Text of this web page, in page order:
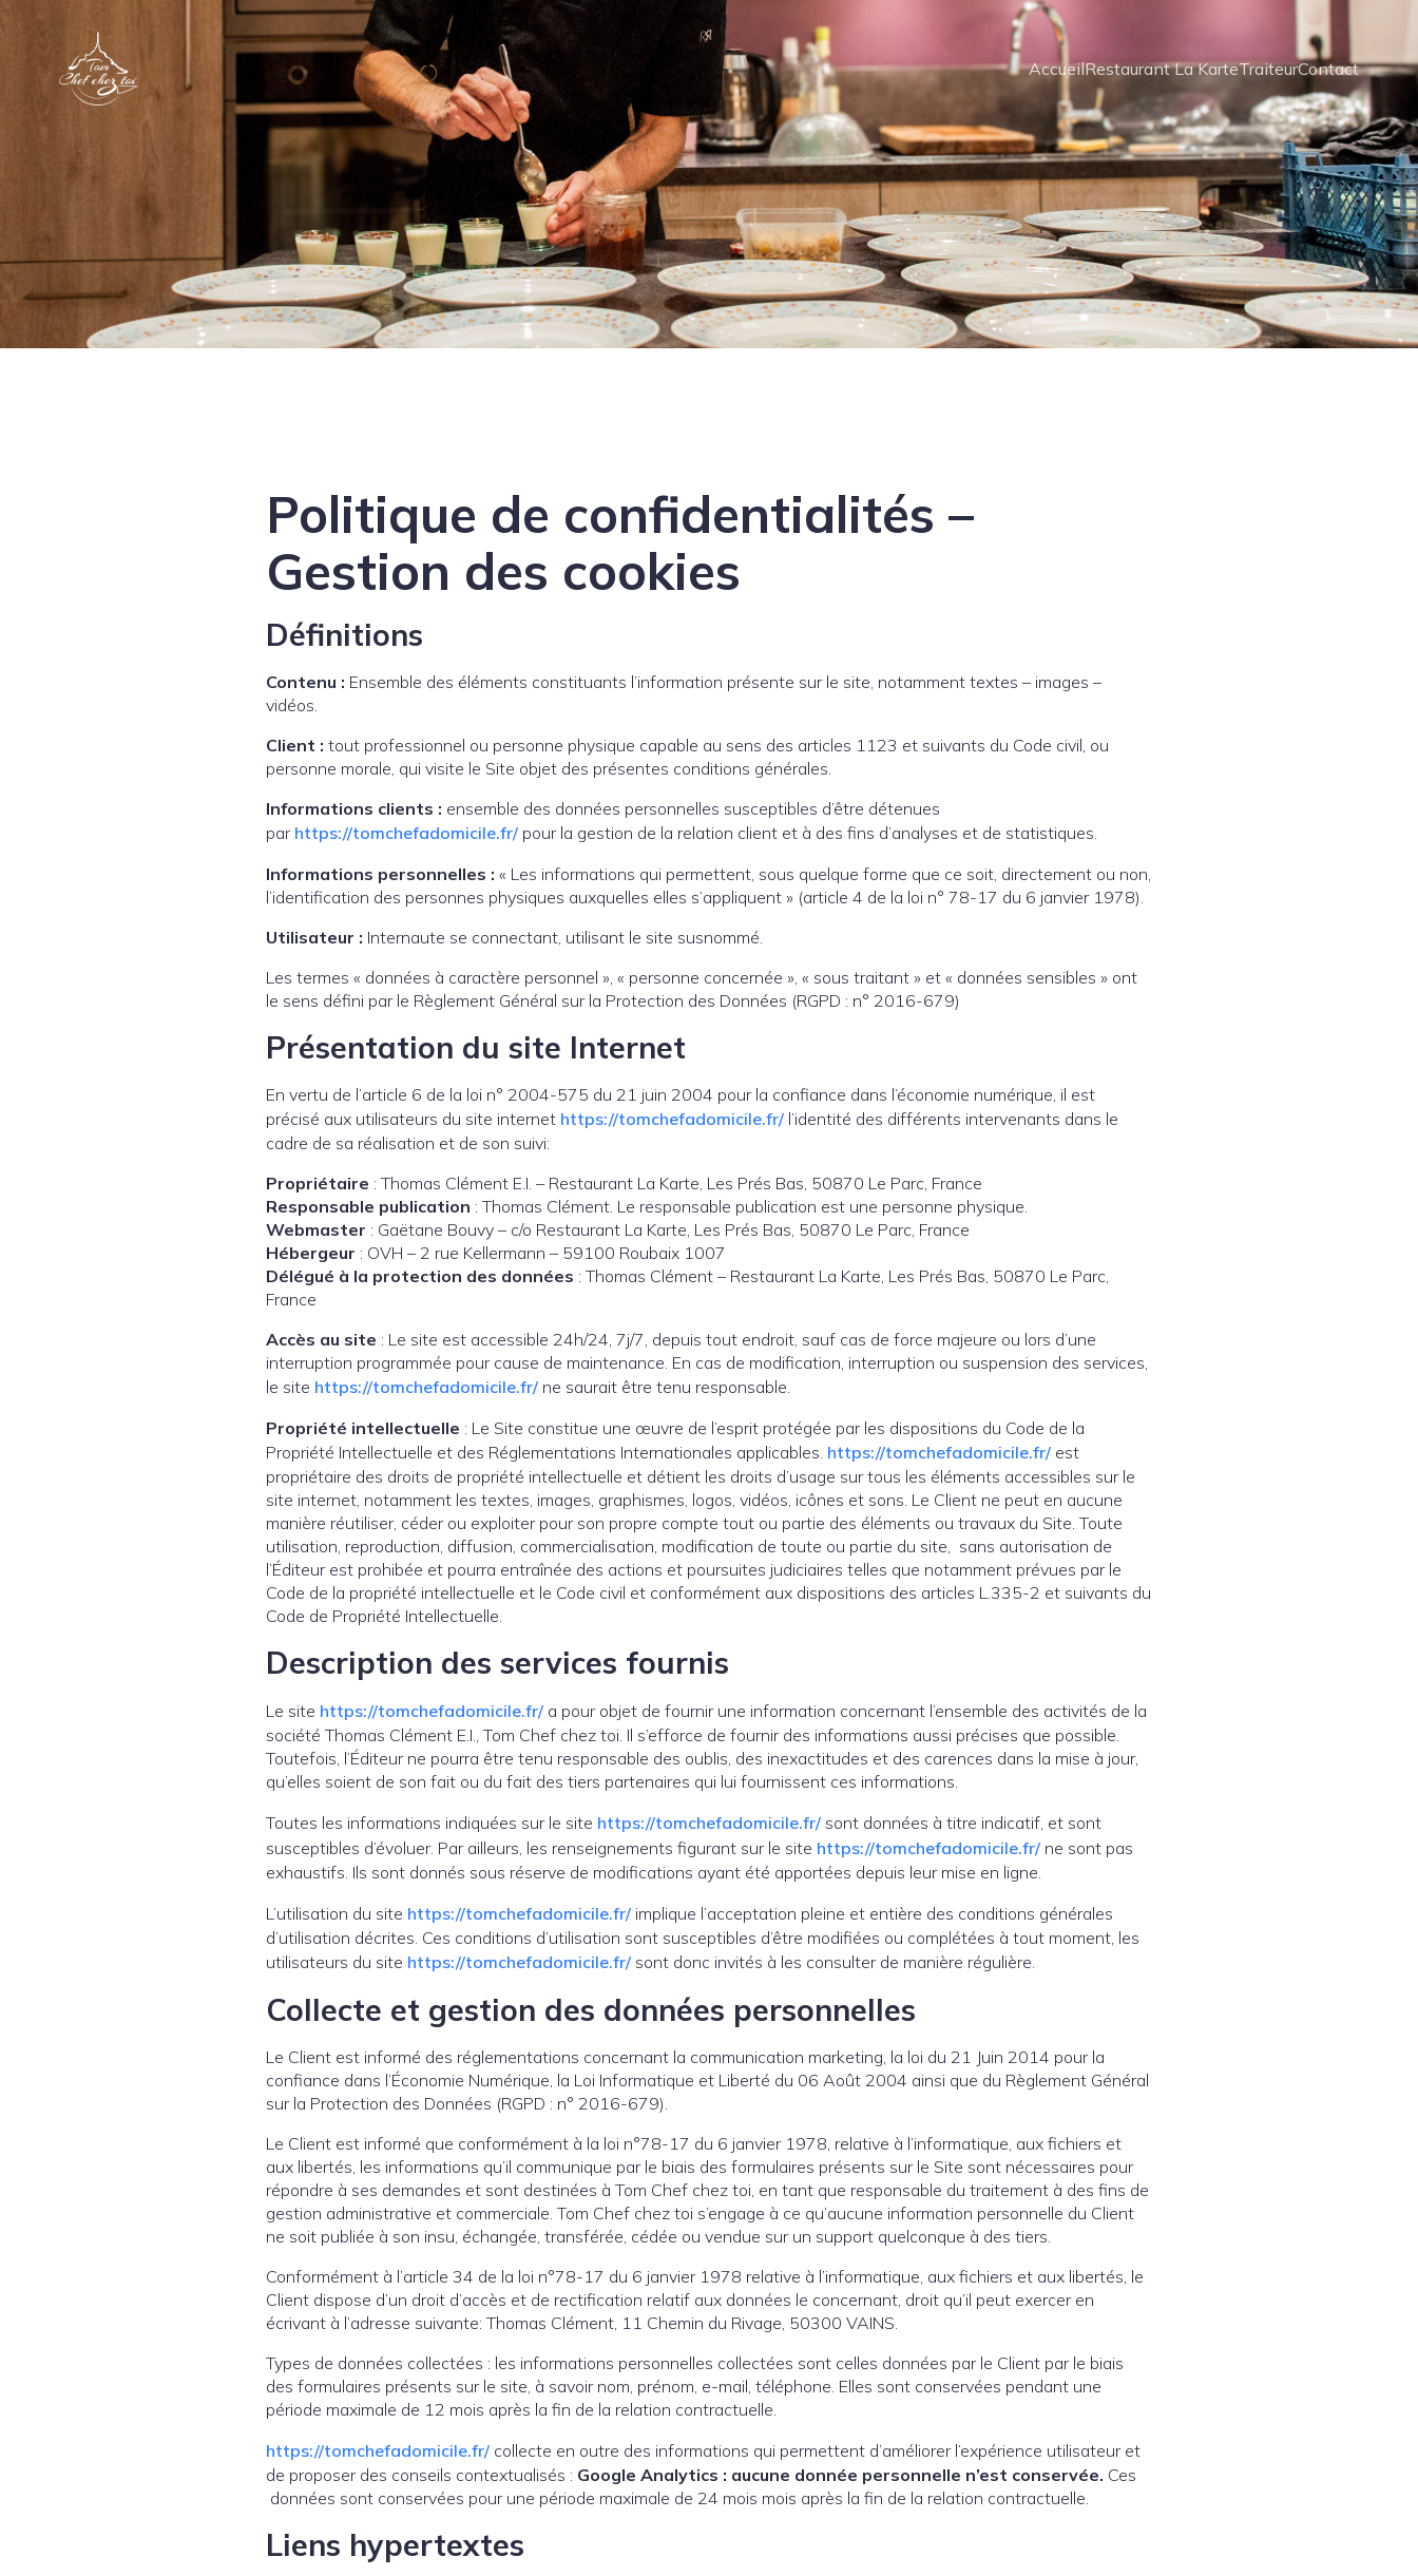
AccueilRestaurant La KarteTraiteurContact
Politique de confidentialités –
Gestion des cookies
Définitions
Contenu : Ensemble des éléments constituants l’information présente sur le site, notamment textes – images –
vidéos.
Client : tout professionnel ou personne physique capable au sens des articles 1123 et suivants du Code civil, ou
personne morale, qui visite le Site objet des présentes conditions générales.
Informations clients : ensemble des données personnelles susceptibles d’être détenues
par https://tomchefadomicile.fr/ pour la gestion de la relation client et à des fins d’analyses et de statistiques.
Informations personnelles : « Les informations qui permettent, sous quelque forme que ce soit, directement ou non,
l’identification des personnes physiques auxquelles elles s’appliquent » (article 4 de la loi n° 78-17 du 6 janvier 1978).
Utilisateur : Internaute se connectant, utilisant le site susnommé.
Les termes « données à caractère personnel », « personne concernée », « sous traitant » et « données sensibles » ont
le sens défini par le Règlement Général sur la Protection des Données (RGPD : n° 2016-679)
Présentation du site Internet
En vertu de l’article 6 de la loi n° 2004-575 du 21 juin 2004 pour la confiance dans l’économie numérique, il est
précisé aux utilisateurs du site internet https://tomchefadomicile.fr/ l’identité des différents intervenants dans le
cadre de sa réalisation et de son suivi:
Propriétaire : Thomas Clément E.I. – Restaurant La Karte, Les Prés Bas, 50870 Le Parc, France
Responsable publication : Thomas Clément. Le responsable publication est une personne physique.
Webmaster : Gaëtane Bouvy – c/o Restaurant La Karte, Les Prés Bas, 50870 Le Parc, France
Hébergeur : OVH – 2 rue Kellermann – 59100 Roubaix 1007
Délégué à la protection des données : Thomas Clément – Restaurant La Karte, Les Prés Bas, 50870 Le Parc,
France
Accès au site : Le site est accessible 24h/24, 7j/7, depuis tout endroit, sauf cas de force majeure ou lors d’une
interruption programmée pour cause de maintenance. En cas de modification, interruption ou suspension des services,
le site https://tomchefadomicile.fr/ ne saurait être tenu responsable.
Propriété intellectuelle : Le Site constitue une œuvre de l’esprit protégée par les dispositions du Code de la
Propriété Intellectuelle et des Réglementations Internationales applicables. https://tomchefadomicile.fr/ est
propriétaire des droits de propriété intellectuelle et détient les droits d’usage sur tous les éléments accessibles sur le
site internet, notamment les textes, images, graphismes, logos, vidéos, icônes et sons. Le Client ne peut en aucune
manière réutiliser, céder ou exploiter pour son propre compte tout ou partie des éléments ou travaux du Site. Toute
utilisation, reproduction, diffusion, commercialisation, modification de toute ou partie du site, sans autorisation de
l’Éditeur est prohibée et pourra entraînée des actions et poursuites judiciaires telles que notamment prévues par le
Code de la propriété intellectuelle et le Code civil et conformément aux dispositions des articles L.335-2 et suivants du
Code de Propriété Intellectuelle.
Description des services fournis
Le site https://tomchefadomicile.fr/ a pour objet de fournir une information concernant l’ensemble des activités de la
société Thomas Clément E.I., Tom Chef chez toi. Il s’efforce de fournir des informations aussi précises que possible.
Toutefois, l’Éditeur ne pourra être tenu responsable des oublis, des inexactitudes et des carences dans la mise à jour,
qu’elles soient de son fait ou du fait des tiers partenaires qui lui fournissent ces informations.
Toutes les informations indiquées sur le site https://tomchefadomicile.fr/ sont données à titre indicatif, et sont
susceptibles d’évoluer. Par ailleurs, les renseignements figurant sur le site https://tomchefadomicile.fr/ ne sont pas
exhaustifs. Ils sont donnés sous réserve de modifications ayant été apportées depuis leur mise en ligne.
L’utilisation du site https://tomchefadomicile.fr/ implique l’acceptation pleine et entière des conditions générales
d’utilisation décrites. Ces conditions d’utilisation sont susceptibles d’être modifiées ou complétées à tout moment, les
utilisateurs du site https://tomchefadomicile.fr/ sont donc invités à les consulter de manière régulière.
Collecte et gestion des données personnelles
Le Client est informé des réglementations concernant la communication marketing, la loi du 21 Juin 2014 pour la
confiance dans l’Économie Numérique, la Loi Informatique et Liberté du 06 Août 2004 ainsi que du Règlement Général
sur la Protection des Données (RGPD : n° 2016-679).
Le Client est informé que conformément à la loi n°78-17 du 6 janvier 1978, relative à l’informatique, aux fichiers et
aux libertés, les informations qu’il communique par le biais des formulaires présents sur le Site sont nécessaires pour
répondre à ses demandes et sont destinées à Tom Chef chez toi, en tant que responsable du traitement à des fins de
gestion administrative et commerciale. Tom Chef chez toi s’engage à ce qu’aucune information personnelle du Client
ne soit publiée à son insu, échangée, transférée, cédée ou vendue sur un support quelconque à des tiers.
Conformément à l’article 34 de la loi n°78-17 du 6 janvier 1978 relative à l’informatique, aux fichiers et aux libertés, le
Client dispose d’un droit d’accès et de rectification relatif aux données le concernant, droit qu’il peut exercer en
écrivant à l’adresse suivante: Thomas Clément, 11 Chemin du Rivage, 50300 VAINS.
Types de données collectées : les informations personnelles collectées sont celles données par le Client par le biais
des formulaires présents sur le site, à savoir nom, prénom, e-mail, téléphone. Elles sont conservées pendant une
période maximale de 12 mois après la fin de la relation contractuelle.
https://tomchefadomicile.fr/ collecte en outre des informations qui permettent d’améliorer l’expérience utilisateur et
de proposer des conseils contextualisés : Google Analytics : aucune donnée personnelle n’est conservée. Ces
données sont conservées pour une période maximale de 24 mois mois après la fin de la relation contractuelle.
Liens hypertextes